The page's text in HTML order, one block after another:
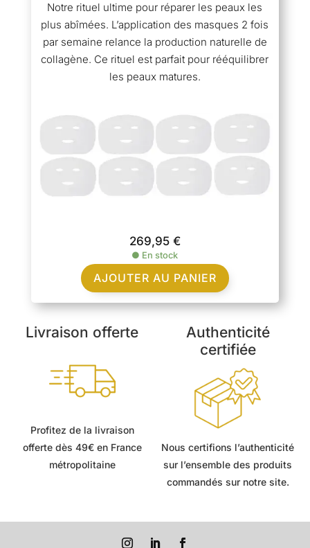
Notre rituel ultime pour réparer les peaux les
plus abîmées. L’application des masques 2 fois
par semaine relance la production naturelle de
collagène. Ce rituel est parfait pour rééquilibrer
les peaux matures.
269,95 €
● En stock
AJOUTER AU PANIER
Livraison offerte
Profitez de la livraison
offerte dès 49€ en France
métropolitaine
Authenticité
certifiée
Nous certifions l’authenticité
sur l’ensemble des produits
commandés sur notre site.